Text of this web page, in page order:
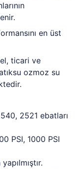
en üst
ticari ve
ozmoz su
2521 ebatları
PSI, 1000 PSI